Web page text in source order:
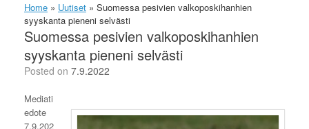
Home » Uutiset » Suomessa pesivien valkoposkihanhien
syyskanta pieneni selvästi
Suomessa pesivien valkoposkihanhien
syyskanta pieneni selvästi
Posted on 7.9.2022
Mediati
edote
7.9.202